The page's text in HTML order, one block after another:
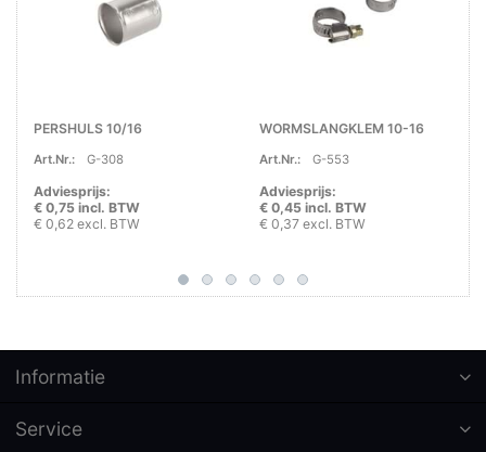
PERSHULS 10/16
Art.Nr.: G-308
Adviesprijs:
€ 0,75 incl. BTW
€ 0,62 excl. BTW
WORMSLANGKLEM 10-16
Art.Nr.: G-553
Adviesprijs:
€ 0,45 incl. BTW
€ 0,37 excl. BTW
Informatie
Service